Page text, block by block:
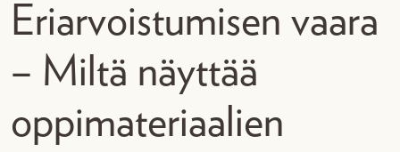
Eriarvoistumisen vaara
– Miltä näyttää
oppimateriaalien